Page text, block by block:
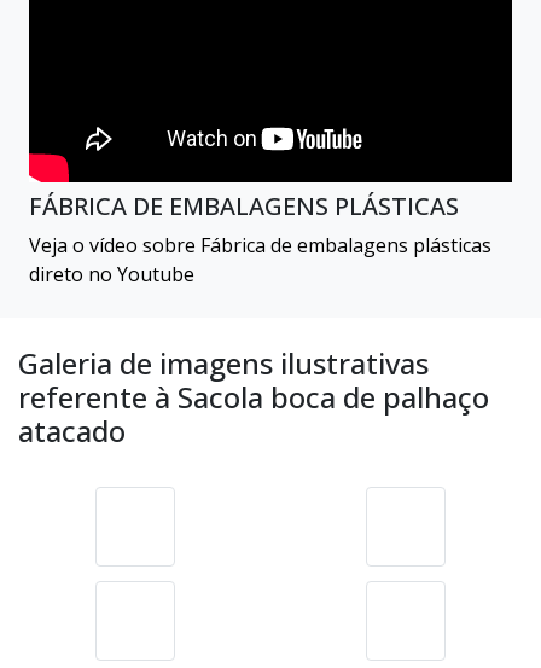
FÁBRICA DE EMBALAGENS PLÁSTICAS
Veja o vídeo sobre Fábrica de embalagens plásticas
direto no Youtube
Galeria de imagens ilustrativas
referente à Sacola boca de palhaço
atacado